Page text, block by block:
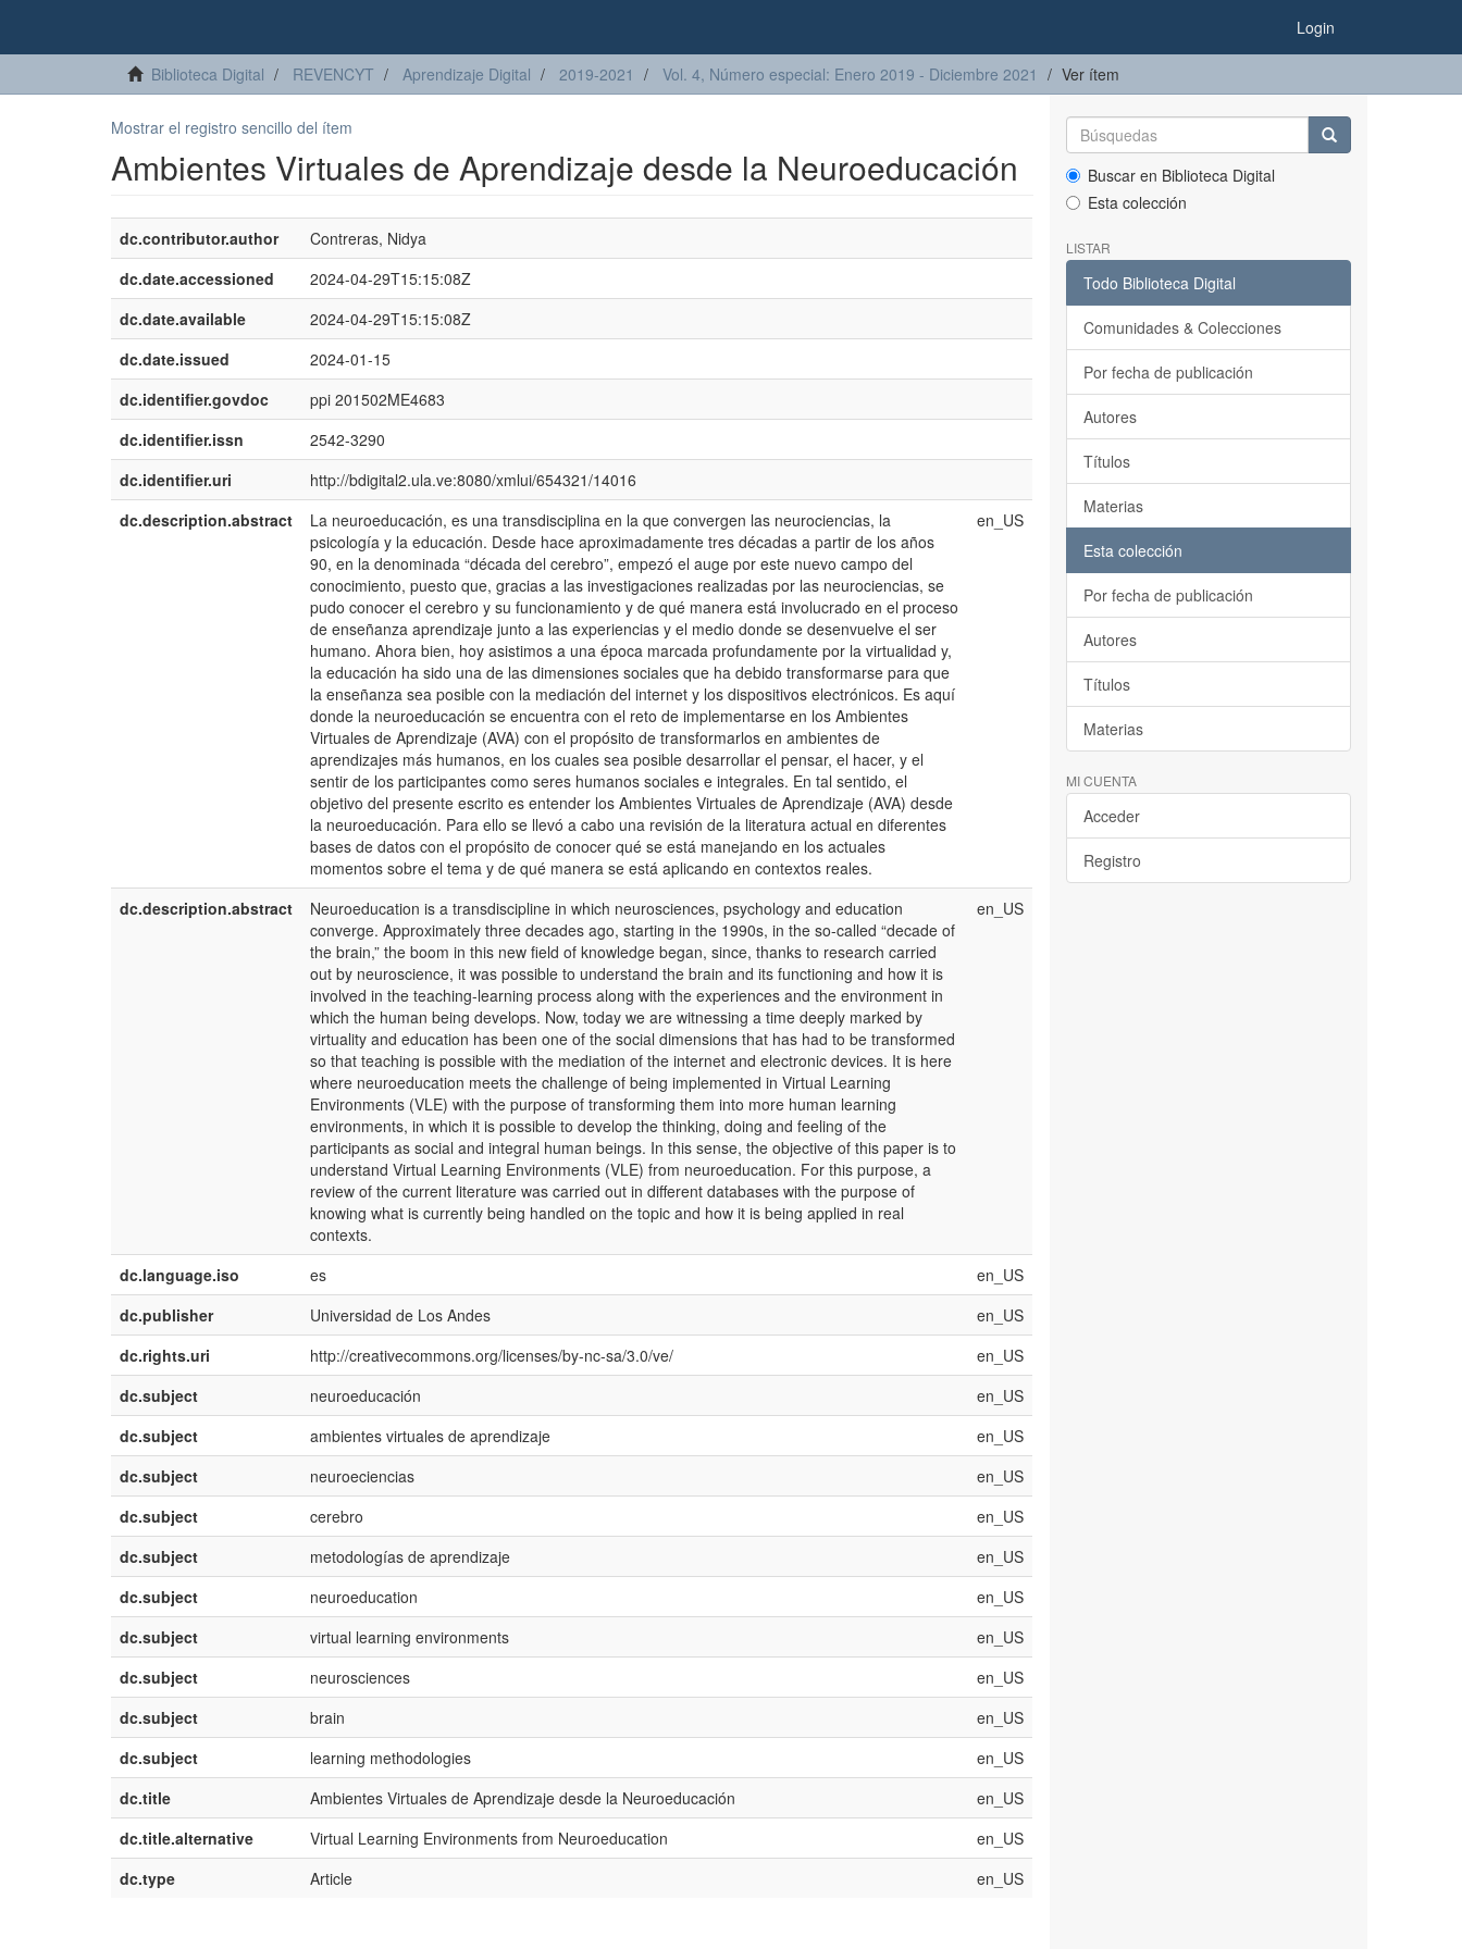
Login
Biblioteca Digital REVENCYT Aprendizaje Digital 2019-2021 Vol. 4, Número especial: Enero 2019 - Diciembre 2021 Ver ítem
Mostrar el registro sencillo del ítem
Ambientes Virtuales de Aprendizaje desde la Neuroeducación
dc.contributor.author
Contreras, Nidya
dc.date.accessioned
2024-04-29T15:15:08Z
dc.date.available
2024-04-29T15:15:08Z
dc.date.issued
2024-01-15
dc.identifier.govdoc
ppi 201502ME4683
dc.identifier.issn
2542-3290
dc.identifier.uri
http://bdigital2.ula.ve:8080/xmlui/654321/14016
dc.description.abstract
La neuroeducación, es una transdisciplina en la que convergen las neurociencias, la
psicología y la educación. Desde hace aproximadamente tres décadas a partir de los años
90, en la denominada “década del cerebro”, empezó el auge por este nuevo campo del
conocimiento, puesto que, gracias a las investigaciones realizadas por las neurociencias, se
pudo conocer el cerebro y su funcionamiento y de qué manera está involucrado en el proceso
de enseñanza aprendizaje junto a las experiencias y el medio donde se desenvuelve el ser
humano. Ahora bien, hoy asistimos a una época marcada profundamente por la virtualidad y,
la educación ha sido una de las dimensiones sociales que ha debido transformarse para que
la enseñanza sea posible con la mediación del internet y los dispositivos electrónicos. Es aquí
donde la neuroeducación se encuentra con el reto de implementarse en los Ambientes
Virtuales de Aprendizaje (AVA) con el propósito de transformarlos en ambientes de
aprendizajes más humanos, en los cuales sea posible desarrollar el pensar, el hacer, y el
sentir de los participantes como seres humanos sociales e integrales. En tal sentido, el
objetivo del presente escrito es entender los Ambientes Virtuales de Aprendizaje (AVA) desde
la neuroeducación. Para ello se llevó a cabo una revisión de la literatura actual en diferentes
bases de datos con el propósito de conocer qué se está manejando en los actuales
momentos sobre el tema y de qué manera se está aplicando en contextos reales.
en_US
dc.description.abstract
Neuroeducation is a transdiscipline in which neurosciences, psychology and education
converge. Approximately three decades ago, starting in the 1990s, in the so-called “decade of
the brain,” the boom in this new field of knowledge began, since, thanks to research carried
out by neuroscience, it was possible to understand the brain and its functioning and how it is
involved in the teaching-learning process along with the experiences and the environment in
which the human being develops. Now, today we are witnessing a time deeply marked by
virtuality and education has been one of the social dimensions that has had to be transformed
so that teaching is possible with the mediation of the internet and electronic devices. It is here
where neuroeducation meets the challenge of being implemented in Virtual Learning
Environments (VLE) with the purpose of transforming them into more human learning
environments, in which it is possible to develop the thinking, doing and feeling of the
participants as social and integral human beings. In this sense, the objective of this paper is to
understand Virtual Learning Environments (VLE) from neuroeducation. For this purpose, a
review of the current literature was carried out in different databases with the purpose of
knowing what is currently being handled on the topic and how it is being applied in real
contexts.
en_US
dc.language.iso es
en_US
dc.publisher
Universidad de Los Andes
en_US
dc.rights.uri
http://creativecommons.org/licenses/by-nc-sa/3.0/ve/
en_US
dc.subject
neuroeducación
en_US
dc.subject
ambientes virtuales de aprendizaje
en_US
dc.subject
neuroeciencias
en_US
dc.subject
cerebro
en_US
dc.subject
metodologías de aprendizaje
en_US
dc.subject
neuroeducation
en_US
dc.subject
virtual learning environments
en_US
dc.subject
neurosciences
en_US
dc.subject
brain
en_US
dc.subject
learning methodologies
en_US
dc.title
Ambientes Virtuales de Aprendizaje desde la Neuroeducación
en_US
dc.title.alternative
Virtual Learning Environments from Neuroeducation
en_US
dc.type
Article en_US
Buscar en Biblioteca Digital
Esta colección
LISTAR
Todo Biblioteca Digital
Comunidades & Colecciones
Por fecha de publicación
Autores
Títulos
Materias
Esta colección
Por fecha de publicación
Autores
Títulos
Materias
MI CUENTA
Acceder
Registro